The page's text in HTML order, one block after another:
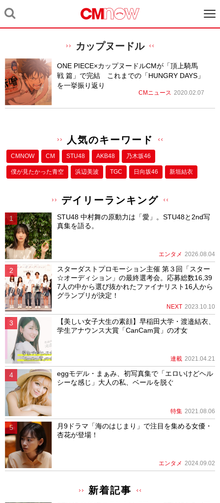
カップヌードル
ONE PIECE×カップヌードルCMが「頂上騎馬
戦 篇」で完結 これまでの「HUNGRY DAYS」
を一挙振り返り
CMニュース 2020.02.07
人気のキーワード
CMNOW CM STU48 AKB48 乃木坂46
僕が⾒たかった⻘空 浜辺美波 TGC 日向坂46 新垣結衣
デイリーランキング
STU48 中村舞の原動力は「愛」。STU48と2nd写
真集を語る。
エンタメ 2026.08.04
スターダストプロモーション主催 第３回「スター
☆オーディション」の最終選考会。応募総数16,39
7人の中から選び抜かれたファイナリスト16人から
グランプリが決定！
NEXT 2023.10.10
【美しい女子大生の素顔】早稲田大学・渡邉結衣、
学生アナウンス大賞「CanCam賞」の才女
連載 2021.04.21
eggモデル・まぁみ、初写真集で「エロいけどヘル
シーな感じ」大人の私、ベールを脱ぐ
特集 2021.08.06
月9ドラマ「海のはじまり」で注目を集める女優・
杏花が登場！
エンタメ 2024.09.02
新着記事